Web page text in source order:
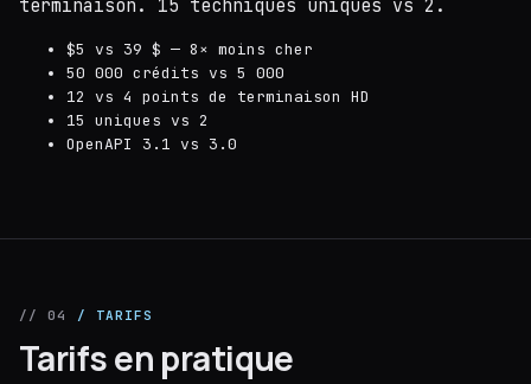
terminaison. 15 techniques uniques vs 2.
$5 vs 39 $ — 8× moins cher
50 000 crédits vs 5 000
12 vs 4 points de terminaison HD
15 uniques vs 2
OpenAPI 3.1 vs 3.0
// 04 / TARIFS
Tarifs en pratique